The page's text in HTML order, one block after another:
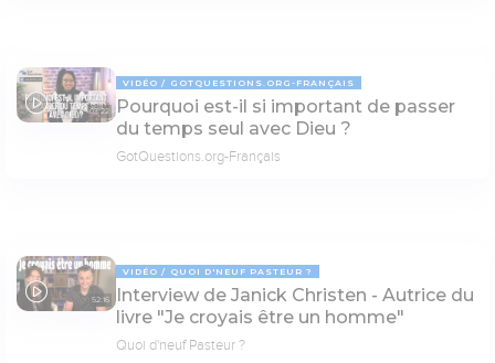
03:22
VIDÉO GOTQUESTIONS.ORG-FRANÇAIS
Pourquoi est-il si important de passer
du temps seul avec Dieu ?
GotQuestions.org-Français
52:16
VIDÉO QUOI D'NEUF PASTEUR ?
Interview de Janick Christen - Autrice du
livre "Je croyais être un homme"
Quoi d'neuf Pasteur ?